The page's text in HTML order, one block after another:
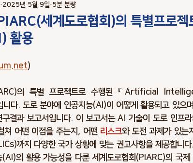
Knowledge.Concept
Climate Change
Ciber Risks Contract Risks
세계도로협회)의 특별프로젝
활용
2025년 5월 9일 5분 분량
)
의 특별 프로젝트로 수행된 『 Artificial
다. 도로 분야에 인공지능(AI)이 어떻게 활용되고 있으
결과 보고서입니다. 이 보고서는 AI 기술이 도로 인프
쳐 어떤 이점을 주는지, 어떤 리스크와 도전 과제가 있는
까지 다양한 국가 상황에 맞는 권고사항을 제공합니
의 활용 가능성을 다룬 세계도로협회(PIARC)의 국